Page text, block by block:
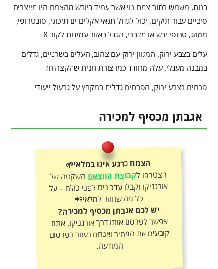
בנות, משמש בתור צמח נוי אשר עמיד ביובש מהצמח היו מייצרים
סיביים עבור תיקים, יכול לגדול תנאי אקלים ים תיכוני, סובטרופי,
ממוזג, טרופי יבש או מדברי, הגדל באזור עמידות לקור 8+
עלים בצבע ירוק, המגוון ירוק עם צהוב, העלים בשרניים, גדלים
במבנה מעגלי, עלה מחודד כמו צורת חנית שהקצה חד
פרחים בצבע ירוק, הפרחים גדלים במקבץ על גבעול ייעודי
אגבתן מכסיף למכירה
הצמח כרגע אינו במלאי🌱
הצטרפו לקבוצת הווצאפהשקטה של
אורגניקו וקבלו עדכונים לפני כולם – על
כל מה שחוזר למלאי📲
יש לכם אגבתן מכסיף למכירה?
אפשר לפרסם אותו דרך אורגניקו, אתם
קובעים את המחיר ואנחנו נעזור בפרסום
המודעה.